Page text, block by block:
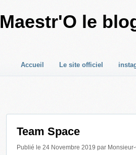
Maestr'O le
Accueil Le site officiel
Team Space
Publié le 24 Novembre 2019 par